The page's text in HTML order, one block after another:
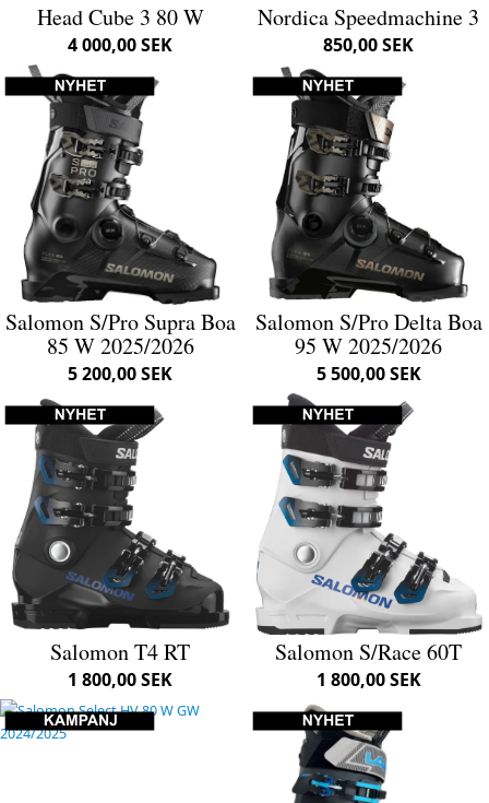
Head Cube 3 80 W
4 000,00 SEK
Nordica Speedmachine 3
850,00 SEK
Salomon S/Pro Supra Boa
85 W 2025/2026
5 200,00 SEK
Salomon S/Pro Delta Boa
95 W 2025/2026
5 500,00 SEK
Salomon T4 RT
1 800,00 SEK
Salomon S/Race 60T
1 800,00 SEK